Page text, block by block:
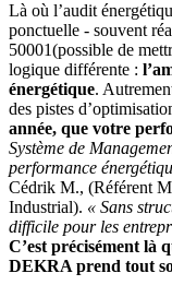
Là où l’audit
ponctuelle - souvent
50001(possible de
logique différente :
énergétique.
des pistes
année, que votre
Système de
performance
Cédrik M., (Référent
Industrial). « Sans
difficile pour les
C’est précisément là
DEKRA prend tout